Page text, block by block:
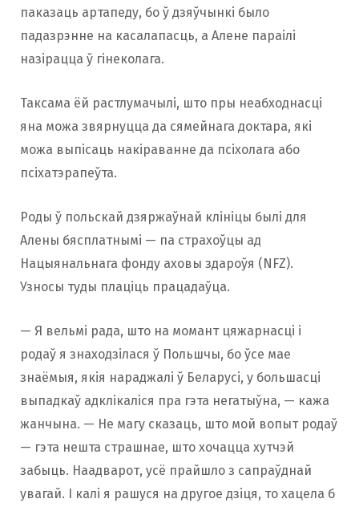
паказаць артапеду, бо ў дзяўчынкі было
падазрэнне на касалапасць, а Алене параілі
назірацца ў гінеколага.
Таксама ёй растлумачылі, што пры неабходнасці
яна можа звярнуцца да сямейнага доктара, які
можа выпісаць накіраванне да псіхолага або
псіхатэрапеўта.
Роды ў польскай дзяржаўнай клініцы былі для
Алены бясплатнымі — па страхоўцы ад
Нацыянальнага фонду аховы здароўя (NFZ).
Узносы туды плаціць працадаўца.
— Я вельмі рада, што на момант цяжарнасці і
родаў я знаходзілася ў Польшчы, бо ўсе мае
знаёмыя, якія нараджалі ў Беларусі, у большасці
выпадкаў адклікаліся пра гэта негатыўна, — кажа
жанчына. — Не магу сказаць, што мой вопыт родаў
— гэта нешта страшнае, што хочацца хутчэй
забыць. Наадварот, усё прайшло з сапраўднай
увагай. І калі я рашуся на другое дзіця, то хацела б